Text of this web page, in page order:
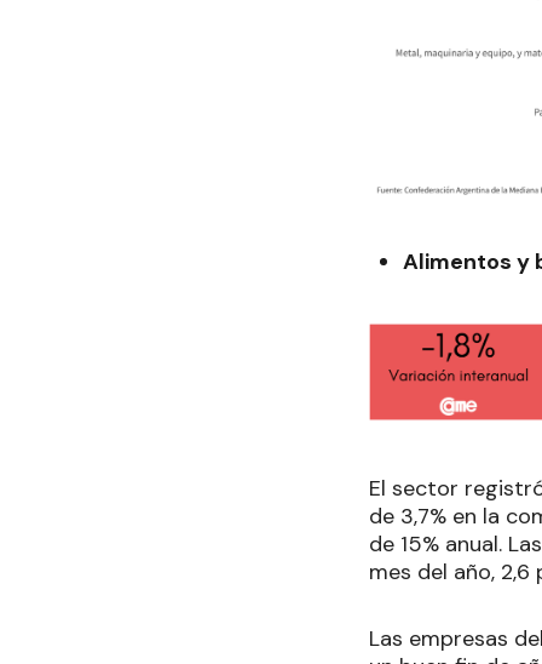
Alimentos y
El sector
de 3,7% en la
de 15% anual.
mes del año,
Las empresas